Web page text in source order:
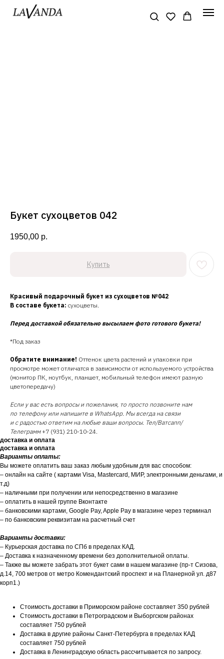
Букет сухоцветов 042
1950,00 р.
Купить
Красивый подарочный букет из сухоцветов №042
В составе букета: сухоцветы.
Перед доставкой обязательно высылаем фото готового букета!
*Под заказ
Обратите внимание! Оттенок цвета растений и упаковки при
просмотре может отличатся в зависимости от используемого устройства
(монитор ПК, ноутбук, планшет, мобильный телефон имеют разную
цветопередачу)
Если у вас есть вопросы и пожелания, то просто позвоните нам
по телефону или напишите в WhatsApp. Мы всегда на связи
и с радостью ответим на любые ваши вопросы. Тел/Ватсапп/
Телеграмм+7 (931) 210-10-24.
доставка и оплата
доставка и оплата
Варианты оплаты:
Вы можете оплатить ваш заказ любым удобным для вас способом:
– онлайн на сайте ( картами Visa, Mastercard, МИР, электронными деньгами, и
т.д)
– наличными при получении или непосредственно в магазине
– оплатить в нашей группе Вконтакте
– банковскими картами, Google Pay, Apple Pay в магазине через терминал
– по банковским реквизитам на расчетный счет
Варианты доставки:
– Курьерская доставка по СПб в пределах КАД.
– Доставка к назначенному времени без дополнительной оплаты.
– Также вы можете забрать этот букет сами в нашем магазине (пр-т Сизова,
д.14, 700 метров от метро Комендантский проспект и на Планерной ул. д87
корп1.)
Стоимость доставки в Приморском районе составляет 350 рублей
Стоимость доставки в Петроградском и Выборгском районах
составляет 750 рублей
Доставка в другие районы Санкт-Петербурга в пределах КАД
составляет 750 рублей
Доставка в Ленинградскую область рассчитывается по запросу.